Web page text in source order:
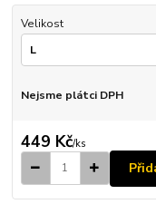
Velikost
Nejsme plátci DPH
449 Kč/ks